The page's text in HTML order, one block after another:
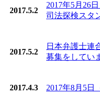
2017.5.2
2017年5月26
司法探検スタ
2017.5.2
日本弁護士連
募集をしてい
2017.4.3 2017年8月5